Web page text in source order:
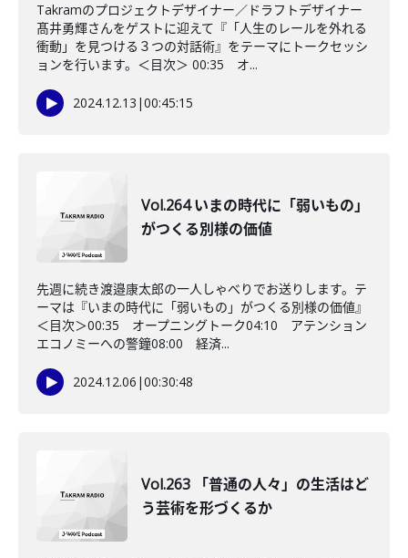
Takramのプロジェクトデザイナー／ドラフトデザイナー
髙井勇輝さんをゲストに迎えて『「人生のレールを外れる
衝動」を見つける３つの対話術』をテーマにトークセッシ
ョンを行います。＜目次＞ 00:35 オ...
2024.12.13 |00:45:15
Vol.264 いまの時代に「弱いもの」
がつくる別様の価値
先週に続き渡邉康太郎の一人しゃべりでお送りします。テ
ーマは『いまの時代に「弱いもの」がつくる別様の価値』
＜目次＞00:35 オープニングトーク04:10 アテンション
エコノミーへの警鐘08:00 経済...
2024.12.06 |00:30:48
Vol.263 「普通の人々」の生活はど
う芸術を形づくるか